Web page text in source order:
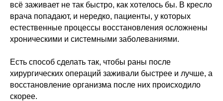
всё заживает не так быстро, как хотелось бы. В кресло
врача попадают, и нередко, пациенты, у которых
естественные процессы восстановления осложнены
хроническими и системными заболеваниями.
Есть способ сделать так, чтобы раны после
хирургических операций заживали быстрее и лучше, а
восстановление организма после них происходило
скорее.